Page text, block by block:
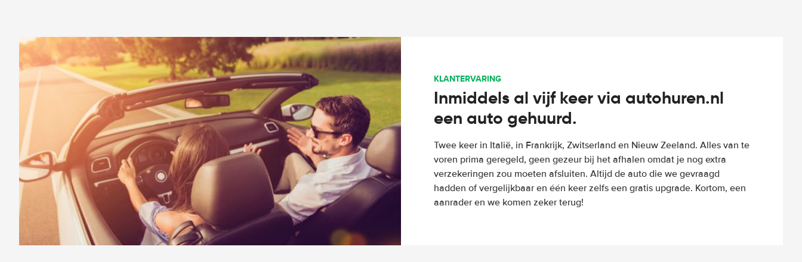
KLANTERVARING
Inmiddels al vijf keer via autohuren.nl
een auto gehuurd.
Twee keer in Italië, in Frankrijk, Zwitserland en Nieuw Zeeland. Alles van te
voren prima geregeld, geen gezeur bij het afhalen omdat je nog extra
verzekeringen zou moeten afsluiten. Altijd de auto die we gevraagd
hadden of vergelijkbaar en één keer zelfs een gratis upgrade. Kortom, een
aanrader en we komen zeker terug!